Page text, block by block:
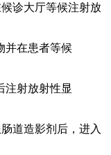
诊大厅等候注射放
并在患者等候
注射放射性显
道造影剂后，进入